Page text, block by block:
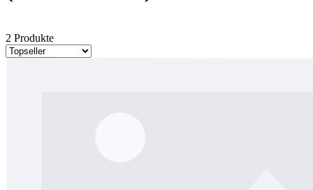
2 Produkte